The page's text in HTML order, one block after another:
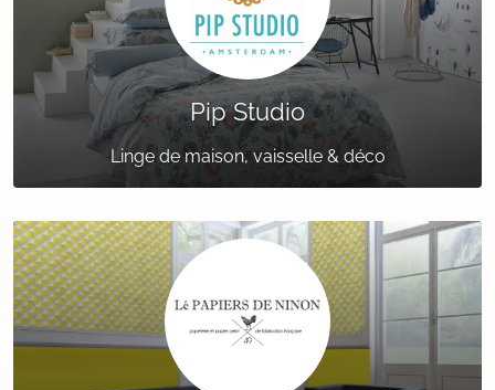
Pip Studio
Linge de maison, vaisselle & déco